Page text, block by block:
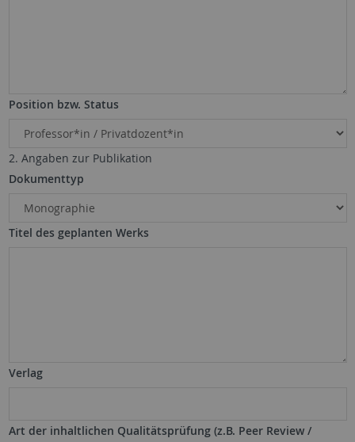
Position bzw. Status
2. Angaben zur Publikation
Dokumenttyp
Titel des geplanten Werks
Verlag
Art der inhaltlichen Qualitätsprüfung (z.B. Peer Review /